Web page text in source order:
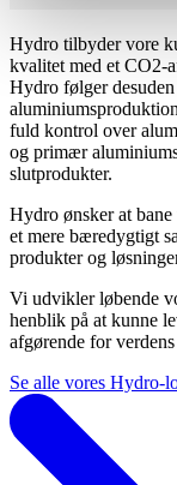
Hydro tilbyder vore
kvalitet med et CO2-
Hydro følger
fuld kontrol over
og primær
slutprodukter.
Hydro ønsker at
et mere bæredygtigt
produkter og
Vi udvikler løbende
henblik på at kunne
afgørende for
Se alle vores Hydro-